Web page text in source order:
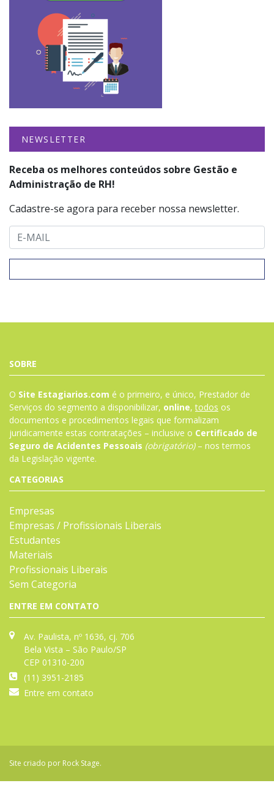
NEWSLETTER
Receba os melhores conteúdos sobre Gestão e
Administração de RH!
Cadastre-se agora para receber nossa newsletter.
SOBRE
O Site Estagiarios.com é o primeiro, e único, Prestador de
Serviços do segmento a disponibilizar, online,todos os
documentos e procedimentos legais que formalizam
juridicamente estas contratações – inclusive o Certificado de
Seguro de Acidentes Pessoais (obrigatório)– nos termos
da Legislação vigente.
CATEGORIAS
Empresas
Empresas / Profissionais Liberais
Estudantes
Materiais
Profissionais Liberais
Sem Categoria
ENTRE EM CONTATO
Av. Paulista, nº 1636, cj. 706
Bela Vista – São Paulo/SP
CEP 01310-200
(11) 3951-2185
Entre em contato
Site criado por Rock Stage.